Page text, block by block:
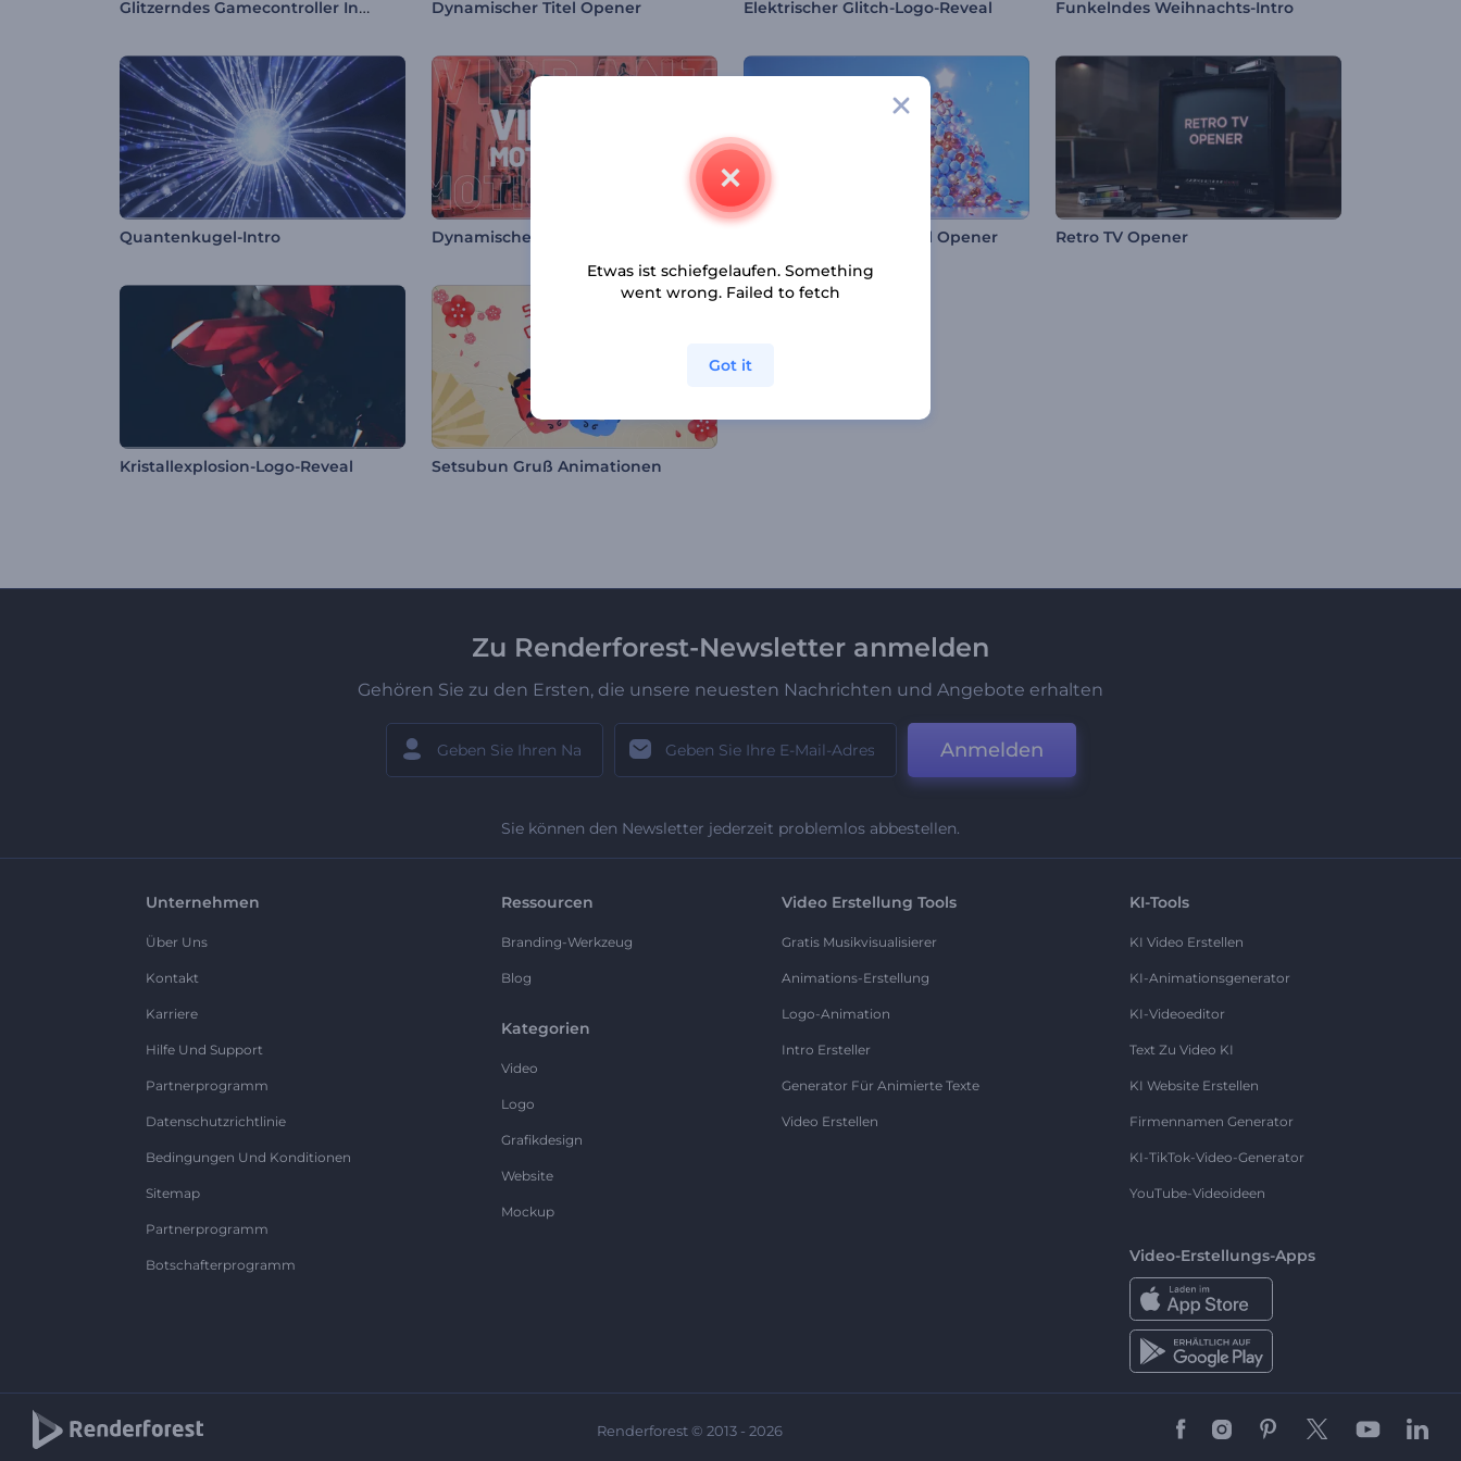
Glitzerndes Gamecontroller Intro Dynamischer Titel Opener Elektrischer Glitch-Logo-Reveal Funkelndes Weihnachts-Intro
Quantenkugel-Intro Dynamisches Bewegungsintro Weihnachtsbaumkugel Opener Retro TV Opener
Kristallexplosion-Logo-Reveal Setsubun Gruß Animationen
Zu Renderforest-Newsletter anmelden
Gehören Sie zu den Ersten, die unsere neuesten Nachrichten und Angebote erhalten
Anmelden
Sie können den Newsletter jederzeit problemlos abbestellen.
Unternehmen
Über Uns
Kontakt
Karriere
Hilfe Und Support
Partnerprogramm
Datenschutzrichtlinie
Bedingungen Und Konditionen
Sitemap
Partnerprogramm
Botschafterprogramm
Ressourcen
Branding-Werkzeug
Blog
Kategorien
Video
Logo
Grafikdesign
Website
Mockup
Video Erstellung Tools
Gratis Musikvisualisierer
Animations-Erstellung
Logo-Animation
Intro Ersteller
Generator Für Animierte Texte
Video Erstellen
KI-Tools
KI Video Erstellen
KI-Animationsgenerator
KI-Videoeditor
Text Zu Video KI
KI Website Erstellen
Firmennamen Generator
KI-TikTok-Video-Generator
YouTube-Videoideen
Video-Erstellungs-Apps
Renderforest © 2013 - 2026
Etwas ist schiefgelaufen. Something
went wrong. Failed to fetch
Got it